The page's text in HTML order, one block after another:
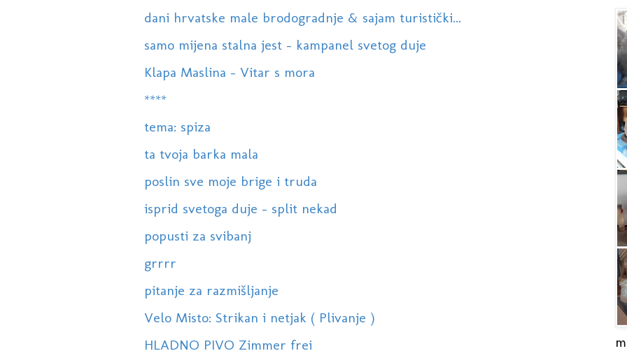
dani hrvatske male brodogradnje & sajam turistički...
samo mijena stalna jest - kampanel svetog duje
Klapa Maslina - Vitar s mora
****
tema: spiza
ta tvoja barka mala
poslin sve moje brige i truda
isprid svetoga duje - split nekad
popusti za svibanj
grrrr
pitanje za razmišljanje
Velo Misto: Strikan i netjak ( Plivanje )
HLADNO PIVO Zimmer frei